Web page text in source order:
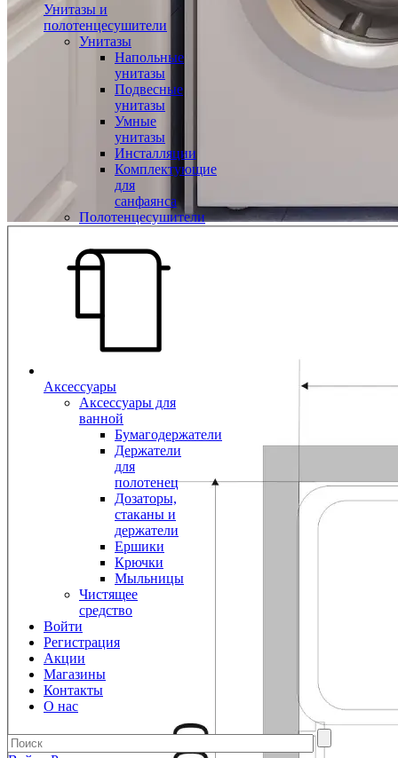
Унитазы и
полотенцесушители
Унитазы
Напольные
унитазы
Подвесные
унитазы
Умные
унитазы
Инсталляции
Комплектующие
для
санфаянса
Полотенцесушители
Аксессуары
Аксессуары для
ванной
Бумагодержатели
Держатели
для
полотенец
Дозаторы,
стаканы и
держатели
Ершики
Крючки
Мыльницы
Чистящее
средство
Войти
Регистрация
Акции
Магазины
Контакты
О нас